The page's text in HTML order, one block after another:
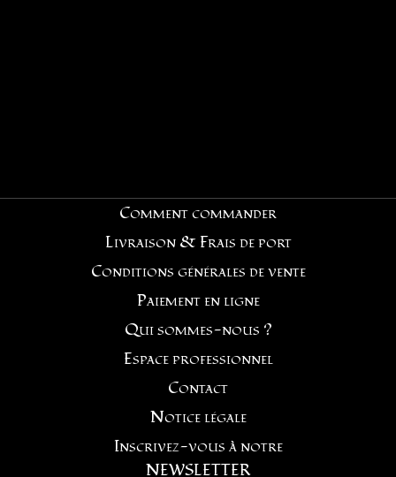
Comment commander
Livraison & Frais de port
Conditions générales de vente
Paiement en ligne
Qui sommes-nous ?
Espace professionnel
Contact
Notice légale
Inscrivez-vous à notre
NEWSLETTER